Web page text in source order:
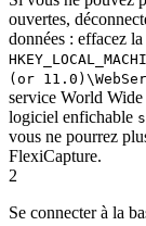
ouvertes,
données : effacez
(or
service World
logiciel enfichable
vous ne pourrez
FlexiCapture.
2
Se connecter à la